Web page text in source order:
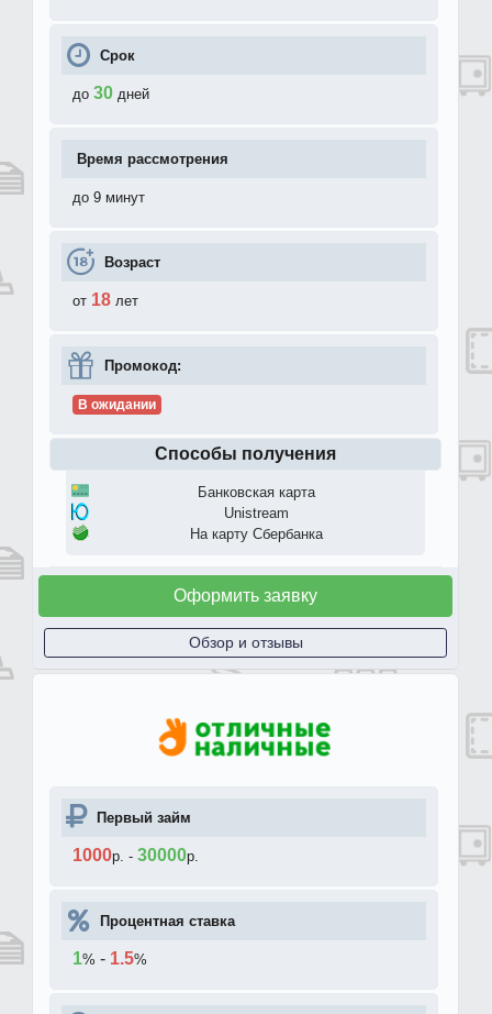
Срок
до 30 дней
Время рассмотрения
до 9 минут
Возраст
от 18 лет
Промокод:
В ожидании
Способы получения
Банковская карта
Unistream
На карту Сбербанка
Оформить заявку
Обзор и отзывы
Первый займ
1000р. - 30000р.
Процентная ставка
1% - 1.5%